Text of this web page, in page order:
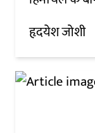
हृदयेश जोशी